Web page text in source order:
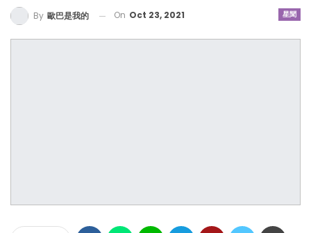
星聞
By 歐巴是我的 On Oct 23, 2021